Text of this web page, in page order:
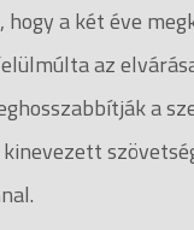
a két éve
az
a